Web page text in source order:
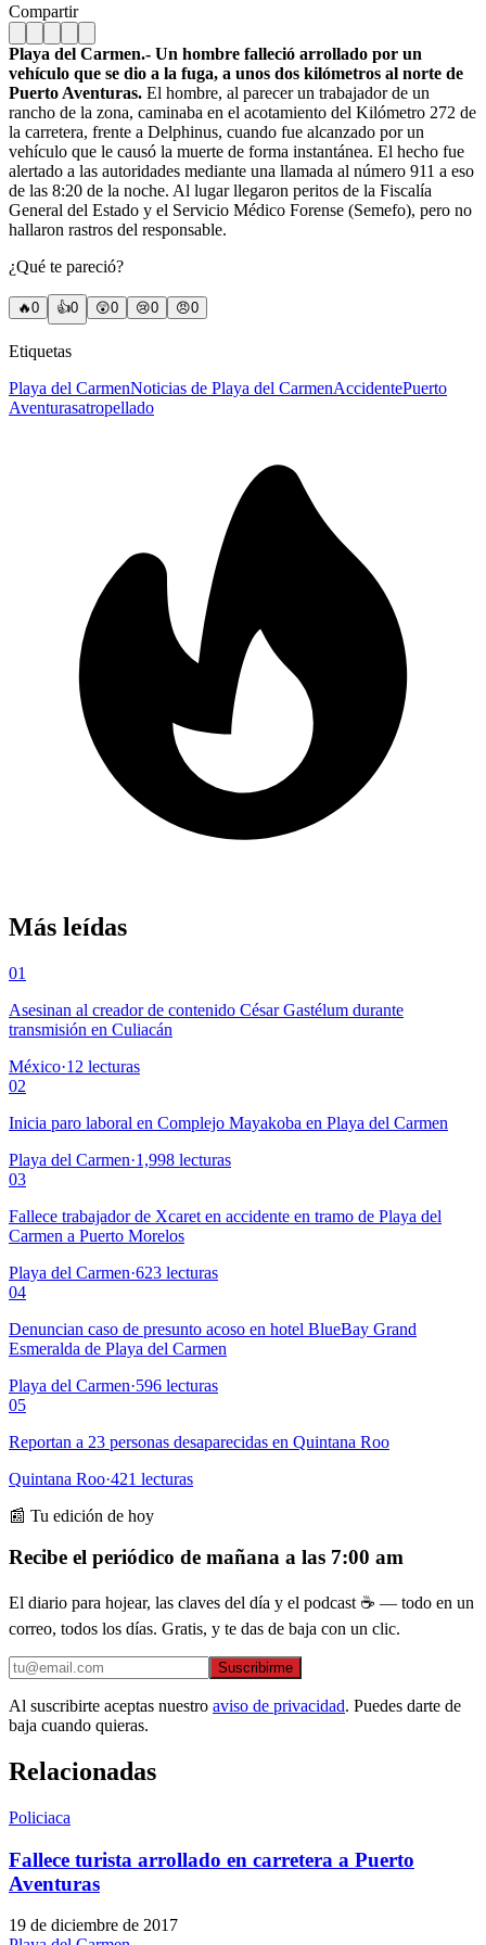
Compartir
Playa del Carmen.- Un hombre falleció arrollado por un
vehículo que se dio a la fuga, a unos dos kilómetros al norte de
Puerto Aventuras. El hombre, al parecer un trabajador de un
rancho de la zona, caminaba en el acotamiento del Kilómetro 272 de
la carretera, frente a Delphinus, cuando fue alcanzado por un
vehículo que le causó la muerte de forma instantánea. El hecho fue
alertado a las autoridades mediante una llamada al número 911 a eso
de las 8:20 de la noche. Al lugar llegaron peritos de la Fiscalía
General del Estado y el Servicio Médico Forense (Semefo), pero no
hallaron rastros del responsable.
¿Qué te pareció?
🔥0 👍0 😲0 😢0 😠0
Etiquetas
Playa del CarmenNoticias de Playa del CarmenAccidentePuerto
Aventurasatropellado
Más leídas
01
Asesinan al creador de contenido César Gastélum durante
transmisión en Culiacán
México·12 lecturas
02
Inicia paro laboral en Complejo Mayakoba en Playa del Carmen
Playa del Carmen·1,998 lecturas
03
Fallece trabajador de Xcaret en accidente en tramo de Playa del
Carmen a Puerto Morelos
Playa del Carmen·623 lecturas
04
Denuncian caso de presunto acoso en hotel BlueBay Grand
Esmeralda de Playa del Carmen
Playa del Carmen·596 lecturas
05
Reportan a 23 personas desaparecidas en Quintana Roo
Quintana Roo·421 lecturas
📰 Tu edición de hoy
Recibe el periódico de mañana a las 7:00 am
El diario para hojear, las claves del día y el podcast ☕ — todo en un
correo, todos los días. Gratis, y te das de baja con un clic.
Suscribirme
Al suscribirte aceptas nuestro aviso de privacidad. Puedes darte de
baja cuando quieras.
Relacionadas
Policiaca
Fallece turista arrollado en carretera a Puerto
Aventuras
19 de diciembre de 2017